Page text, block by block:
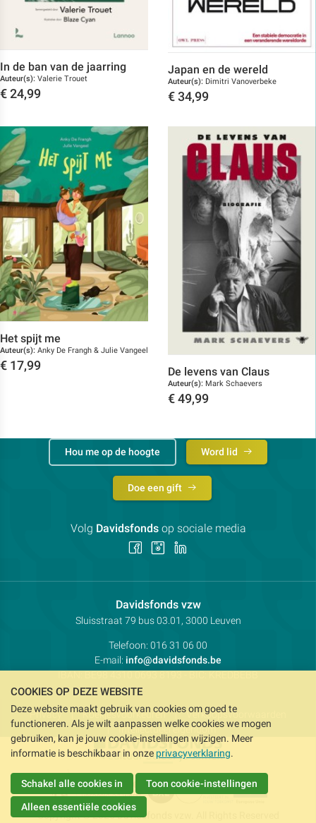
In de ban van de jaarring
Auteur(s): Valerie Trouet
€ 24,99
Japan en de wereld
Auteur(s): Dimitri Vanoverbeke
€ 34,99
Het spijt me
Auteur(s): Anky De Frangh & Julie Vangeel
€ 17,99 De levens van Claus
Auteur(s): Mark Schaevers
€ 49,99
Davidsfonds vzwContactpersoon:
Adres:
Sluisstraat 79 bus 03.01, 3000 Leuven
Telefoon: 016 31 06 00
E-mail: info@davidsfonds.be
IBAN:BE98 4310 0693 8193- BIC:KREDBEBB
Privacy Koekjesvoorkeuren
Verkoopsvoorwaarden
Intellectueel eigendom
Hou me op de hoogte Word lid
Doe een gift
Volg Davidsfondsop sociale media
Volg Volg
Copyright © 2026 Davidsfonds vzw. All Rights Reserved
COOKIES OP DEZE WEBSITE
Deze website maakt gebruik van cookies om goed te
functioneren. Als je wilt aanpassen welke cookies we mogen
gebruiken, kan je jouw cookie-instellingen wijzigen. Meer
informatie is beschikbaar in onze privacyverklaring.
Schakel alle cookies in Toon cookie-instellingen
Alleen essentiële cookies